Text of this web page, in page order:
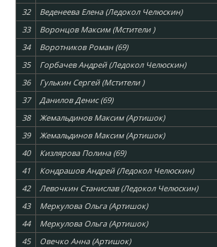
32
Веденеева Елена (Ледокол Челюскин)
33
Воронцов Максим (Мстители )
34
Воротников Роман (69)
35
Горбачев Андрей (Ледокол Челюскин)
36
Гулькин Сергей (Мстители )
37
Данилов Денис (69)
38
Жемальдинов Максим (Артишок)
39
Жемальдинов Максим (Артишок)
40
Кизлярова Полина (69)
41
Кондрашов Андрей (Ледокол Челюскин)
42
Левочкин Станислав (Ледокол Челюскин)
43
Меркулова Ольга (Артишок)
44
Меркулова Ольга (Артишок)
45
Овечко Анна (Артишок)